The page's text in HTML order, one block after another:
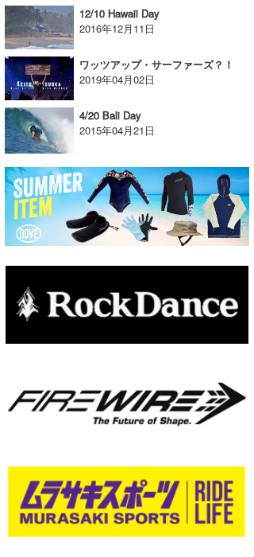
12/10 Hawaii Day
2016年12月11日
ワッツアップ・サーファーズ？！
2019年04月02日
4/20 Bali Day
2015年04月21日
たっちー
ハンマー
まっきー
三輪予報士
小川予報士
上田純子
上條将美
唐澤予報士
ゴン
米山予報士
予報士 hiro.
Mr.K
chappy